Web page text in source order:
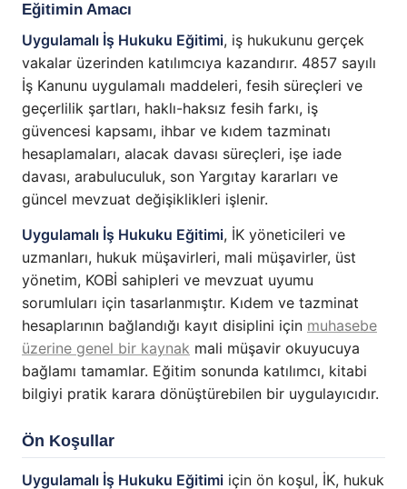
Eğitimin Amacı
Uygulamalı İş Hukuku Eğitimi, iş hukukunu gerçek
vakalar üzerinden katılımcıya kazandırır. 4857 sayılı
İş Kanunu uygulamalı maddeleri, fesih süreçleri ve
geçerlilik şartları, haklı-haksız fesih farkı, iş
güvencesi kapsamı, ihbar ve kıdem tazminatı
hesaplamaları, alacak davası süreçleri, işe iade
davası, arabuluculuk, son Yargıtay kararları ve
güncel mevzuat değişiklikleri işlenir.
Uygulamalı İş Hukuku Eğitimi, İK yöneticileri ve
uzmanları, hukuk müşavirleri, mali müşavirler, üst
yönetim, KOBİ sahipleri ve mevzuat uyumu
sorumluları için tasarlanmıştır. Kıdem ve tazminat
hesaplarının bağlandığı kayıt disiplini için muhasebe
üzerine genel bir kaynak mali müşavir okuyucuya
bağlamı tamamlar. Eğitim sonunda katılımcı, kitabi
bilgiyi pratik karara dönüştürebilen bir uygulayıcıdır.
Ön Koşullar
Uygulamalı İş Hukuku Eğitimi için ön koşul, İK, hukuk